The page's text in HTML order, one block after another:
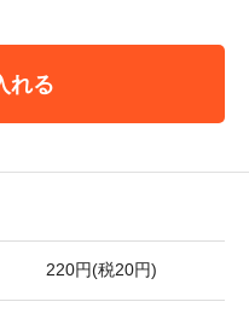
れる
220円(税20円)